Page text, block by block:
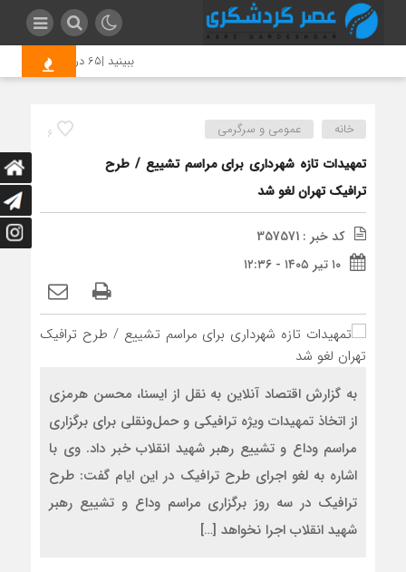
ببینید |65 درصد مهندسان کشاورزی بیکارند یا شغل تخصصی ندارند
6 خانه عمومی و سرگرمی
تمهیدات تازه شهرداری برای مراسم تشییع / طرح
ترافیک تهران لغو شد
کد خبر : 357571
۱۰ تیر ۱۴۰۵ - ۱۲:۳۶
به گزارش اقتصاد آنلاین به نقل از ایسنا، محسن هرمزی
از اتخاذ تمهیدات ویژه ترافیکی و حمل‌ونقلی برای برگزاری
مراسم وداع و تشییع رهبر شهید انقلاب خبر داد. وی با
اشاره به لغو اجرای طرح ترافیک در این ایام گفت: طرح
ترافیک در سه روز برگزاری مراسم وداع و تشییع رهبر
شهید انقلاب اجرا نخواهد […]